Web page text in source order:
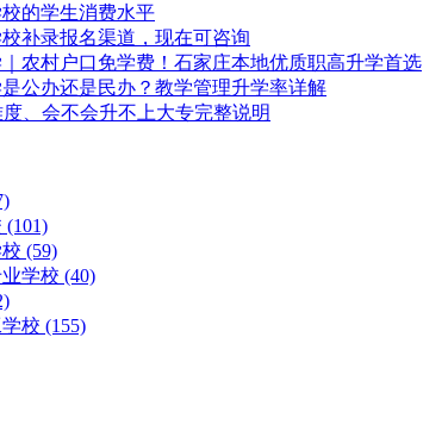
的学生消费水平
补录报名渠道，现在可咨询
农村户口免学费！石家庄本地优质职高升学首选
公办还是民办？教学管理升学率详解
、会不会升不上大专完整说明
(101)
(59)
学校 (40)
校 (155)